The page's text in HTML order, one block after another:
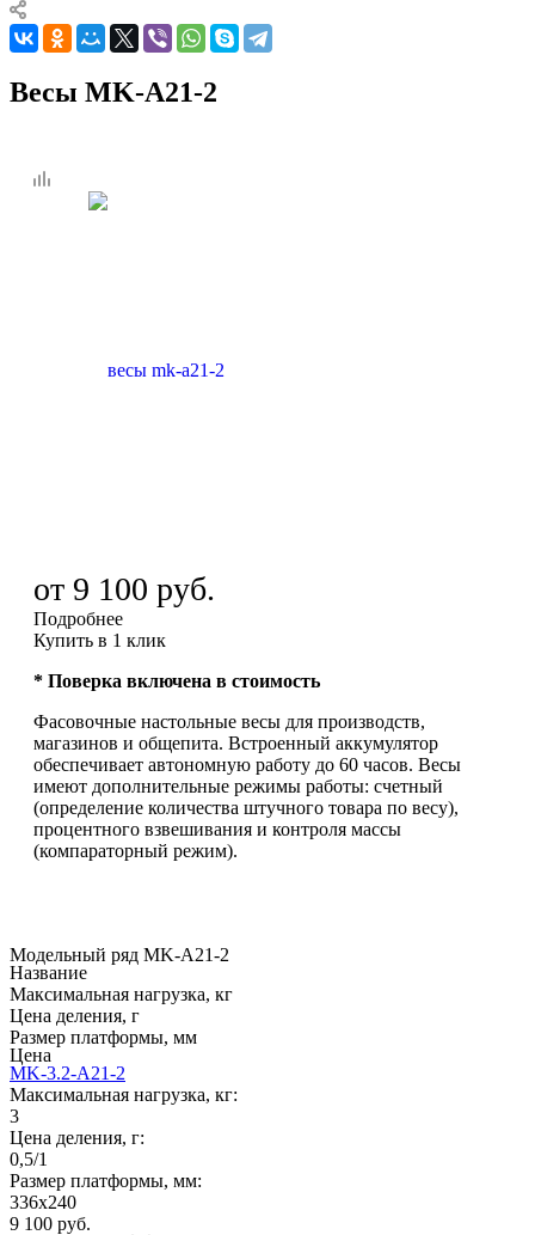
Весы MK-A21-2
от 9 100 руб.
Подробнее
Купить в 1 клик
* Поверка включена в стоимость
Фасовочные настольные весы для производств,
магазинов и общепита. Встроенный аккумулятор
обеспечивает автономную работу до 60 часов. Весы
имеют дополнительные режимы работы: счетный
(определение количества штучного товара по весу),
процентного взвешивания и контроля массы
(компараторный режим).
Модельный ряд MK-A21-2
Название
Максимальная нагрузка, кг
Цена деления, г
Размер платформы, мм
Цена
MK-3.2-A21-2
Максимальная нагрузка, кг:
3
Цена деления, г:
0,5/1
Размер платформы, мм:
336х240
9 100 руб.